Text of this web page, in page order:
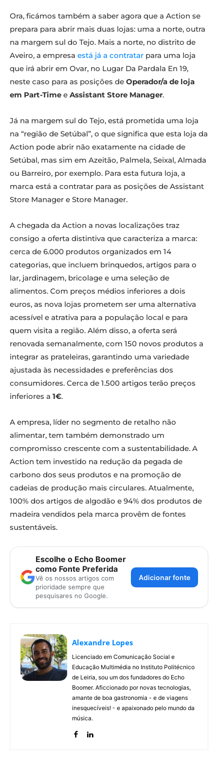
Ora, ficámos também a saber agora que a Action se
prepara para abrir mais duas lojas: uma a norte, outra
na margem sul do Tejo. Mais a norte, no distrito de
Aveiro, a empresa está já a contratar para uma loja
que irá abrir em Ovar, no Lugar Da Pardala En 19,
neste caso para as posições de Operador/a de loja
em Part-Time e Assistant Store Manager.
Já na margem sul do Tejo, está prometida uma loja
na “região de Setúbal”, o que significa que esta loja da
Action pode abrir não exatamente na cidade de
Setúbal, mas sim em Azeitão, Palmela, Seixal, Almada
ou Barreiro, por exemplo. Para esta futura loja, a
marca está a contratar para as posições de Assistant
Store Manager e Store Manager.
A chegada da Action a novas localizações traz
consigo a oferta distintiva que caracteriza a marca:
cerca de 6.000 produtos organizados em 14
categorias, que incluem brinquedos, artigos para o
lar, jardinagem, bricolage e uma seleção de
alimentos. Com preços médios inferiores a dois
euros, as nova lojas prometem ser uma alternativa
acessível e atrativa para a população local e para
quem visita a região. Além disso, a oferta será
renovada semanalmente, com 150 novos produtos a
integrar as prateleiras, garantindo uma variedade
ajustada às necessidades e preferências dos
consumidores. Cerca de 1.500 artigos terão preços
inferiores a 1€.
A empresa, líder no segmento de retalho não
alimentar, tem também demonstrado um
compromisso crescente com a sustentabilidade. A
Action tem investido na redução da pegada de
carbono dos seus produtos e na promoção de
cadeias de produção mais circulares. Atualmente,
100% dos artigos de algodão e 94% dos produtos de
madeira vendidos pela marca provêm de fontes
sustentáveis.
Escolhe o Echo Boomer
como Fonte Preferida
Vê os nossos artigos com
prioridade sempre que
pesquisares no Google.
Adicionar fonte
Alexandre Lopes
Licenciado em Comunicação Social e
Educação Multimédia no Instituto Politécnico
de Leiria, sou um dos fundadores do Echo
Boomer. Aficcionado por novas tecnologias,
amante de boa gastronomia - e de viagens
inesquecíveis! - e apaixonado pelo mundo da
música.